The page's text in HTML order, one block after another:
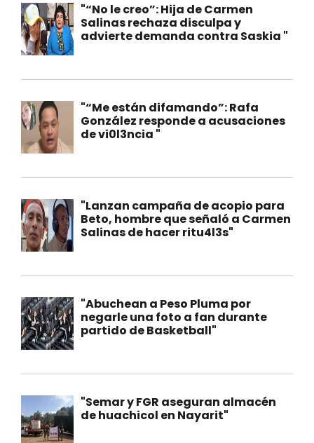
"“No le creo”: Hija de Carmen
Salinas rechaza disculpa y
advierte demanda contra Saskia "
"“Me están difamando”: Rafa
González responde a acusaciones
de vi0l3ncia "
"Lanzan campaña de acopio para
Beto, hombre que señaló a Carmen
Salinas de hacer ritu4l3s"
"Abuchean a Peso Pluma por
negarle una foto a fan durante
partido de Basketball"
"Semar y FGR aseguran almacén
de huachicol en Nayarit"